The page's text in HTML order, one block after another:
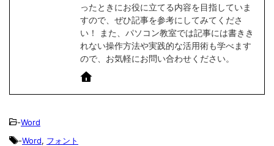
ったときにお役に立てる内容を目指していま
すので、ぜひ記事を参考にしてみてくださ
い！ また、パソコン教室では記事には書きき
れない操作方法や実践的な活用術も学べます
ので、お気軽にお問い合わせください。
-Word
-Word, フォント